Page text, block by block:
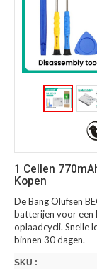
1 Cellen
Kopen
De Bang Olufsen
batterijen voor een
oplaadcycli. Snelle
binnen 30 dagen.
SKU :